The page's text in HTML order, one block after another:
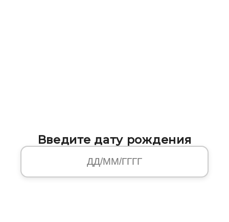
Введите дату рождения